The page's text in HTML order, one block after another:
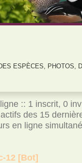
ESPÈCES, PHOTOS,
:: 1 inscrit, 0
des 15
en ligne
12 [Bot]